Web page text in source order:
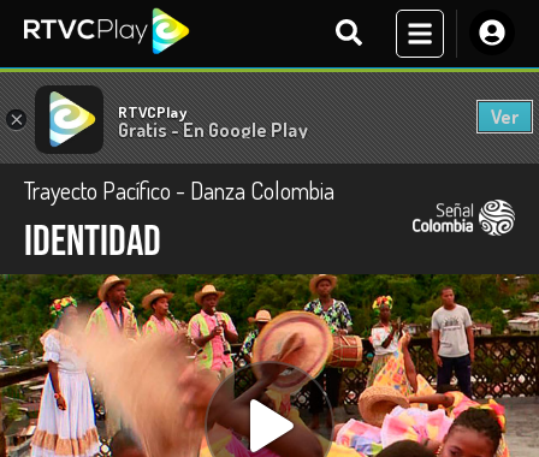
× RTVCPlay
Gratis - En Google Play
Ver
Trayecto Pacífico - Danza Colombia
Identidad